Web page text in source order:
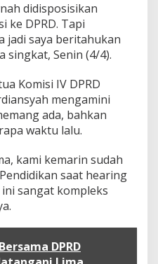
didisposisikan
ke DPRD. Tapi
jadi saya beritahukan
singkat, Senin (4/4).
Komisi IV DPRD
mengamini
ada, bahkan
waktu lalu.
kami kemarin sudah
saat hearing
sangat kompleks
DPRD